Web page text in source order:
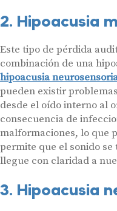
2. Hipoacusia
Este tipo de pérdida
combinación de una
hipoacusia
pueden existir
desde el oído interno al
consecuencia de
malformaciones, lo que
permite que el sonido
llegue con claridad a
3. Hipoacusia